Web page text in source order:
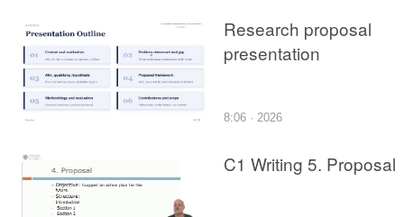
Research proposal
presentation
8:06 · 2026
C1 Writing 5. Proposal